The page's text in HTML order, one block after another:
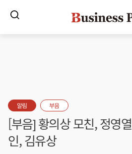
알림 부음
[부음] 황의상 모친, 정영
인, 김유상